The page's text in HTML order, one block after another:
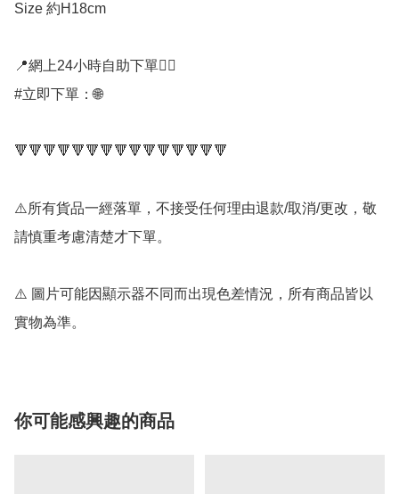
Size 約H18cm
📍網上24小時自助下單👍🏻
#立即下單：🌐
🔻🔻🔻🔻🔻🔻🔻🔻🔻🔻🔻🔻🔻🔻🔻
⚠️所有貨品一經落單，不接受任何理由退款/取消/更改，敬
請慎重考慮清楚才下單。
⚠️ 圖片可能因顯示器不同而出現色差情況，所有商品皆以
你可能感興趣的商品